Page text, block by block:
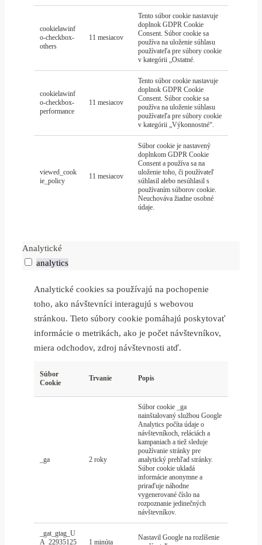
cookielawinf
o-checkbox-
others
11 mesiacov
Tento súbor cookie nastavuje
doplnok GDPR Cookie
Consent. Súbor cookie sa
používa na uloženie súhlasu
používateľa pre súbory cookie
v kategórii „Ostatné.
cookielawinf
o-checkbox-
performance
11 mesiacov
Tento súbor cookie nastavuje
doplnok GDPR Cookie
Consent. Súbor cookie sa
používa na uloženie súhlasu
používateľa pre súbory cookie
v kategórii „Výkonnostné“.
viewed_cook
ie_policy
11 mesiacov
Súbor cookie je nastavený
doplnkom GDPR Cookie
Consent a používa sa na
uloženie toho, či používateľ
súhlasil alebo nesúhlasil s
používaním súborov cookie.
Neuchováva žiadne osobné
údaje.
Analytické
analytics
Analytické cookies sa používajú na pochopenie
toho, ako návštevníci interagujú s webovou
stránkou. Tieto súbory cookie pomáhajú poskytovať
informácie o metrikách, ako je počet návštevníkov,
miera odchodov, zdroj návštevnosti atď.
Súbor
Cookie
Trvanie Popis
_ga 2 roky
Súbor cookie _ga
nainštalovaný službou Google
Analytics počíta údaje o
návštevníkoch, reláciách a
kampaniach a tiež sleduje
používanie stránky pre
analytický prehľad stránky.
Súbor cookie ukladá
informácie anonymne a
priraďuje náhodne
vygenerované číslo na
rozpoznanie jedinečných
návštevníkov.
_gat_gtag_U
A_22935125
1 minúta
Nastavil Google na rozlíšenie